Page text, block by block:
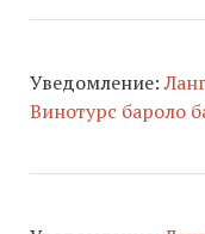
Уведомление:
Винотурс бароло